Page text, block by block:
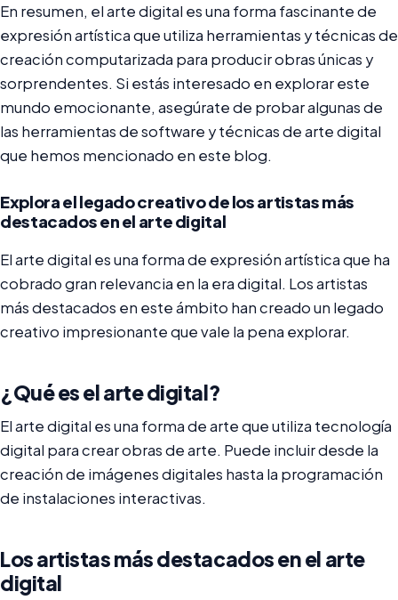
En resumen, el arte digital es una forma fascinante de
expresión artística que utiliza herramientas y técnicas de
creación computarizada para producir obras únicas y
sorprendentes. Si estás interesado en explorar este
mundo emocionante, asegúrate de probar algunas de
las herramientas de software y técnicas de arte digital
que hemos mencionado en este blog.
Explora el legado creativo de los artistas más
destacados en el arte digital
El arte digital es una forma de expresión artística que ha
cobrado gran relevancia en la era digital. Los artistas
más destacados en este ámbito han creado un legado
creativo impresionante que vale la pena explorar.
¿Qué es el arte digital?
El arte digital es una forma de arte que utiliza tecnología
digital para crear obras de arte. Puede incluir desde la
creación de imágenes digitales hasta la programación
de instalaciones interactivas.
Los artistas más destacados en el arte
digital